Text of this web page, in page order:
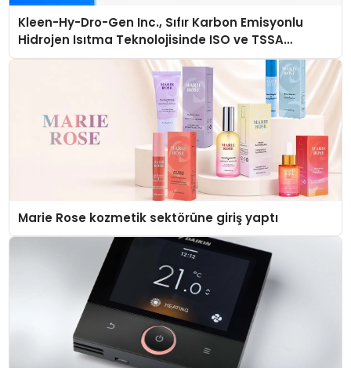
Kleen-Hy-Dro-Gen Inc., Sıfır Karbon Emisyonlu
Hidrojen Isıtma Teknolojisinde ISO ve TSSA
Düzenleyici Onaylarını Aldı
Marie Rose kozmetik sektörüne giriş yaptı